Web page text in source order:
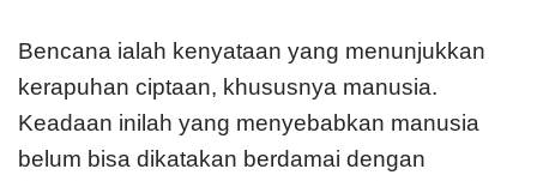
Bencana ialah kenyataan yang menunjukkan
kerapuhan ciptaan, khususnya manusia.
Keadaan inilah yang menyebabkan manusia
belum bisa dikatakan berdamai dengan